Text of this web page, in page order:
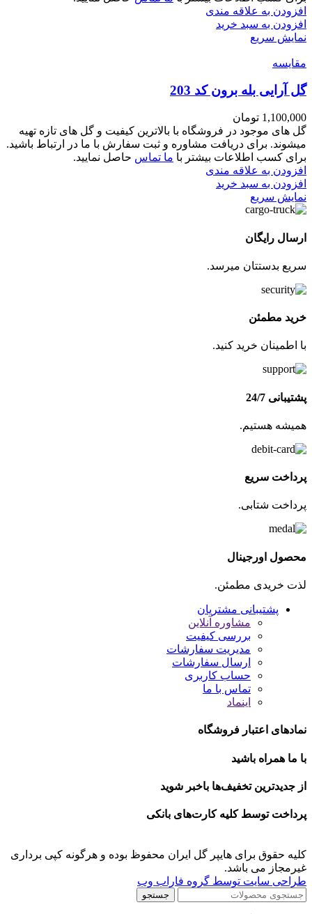
افزودن به علاقه مندی
افزودن به سبد خرید
نمایش سریع
مقايسه
گل آرایی بله برون کد 203
1,100,000 تومان
گل های موجود در فروشگاه با بالاترین کیفیت و گل های تازه تهیه
میشوند. برای دریافت مشاوره و ثبت سفارش با ما در ارتباط باشید.
برای کسب اطلاعات بیشتر با ما تماس حاصل نمایید.
افزودن به علاقه مندی
افزودن به سبد خرید
نمایش سریع
ارسال رایگان
سریع بدستتان میرسد.
خرید مطمئن
با اطمینان خرید کنید.
پشتیبانی 24/7
همیشه هستیم.
پرداخت سریع
پرداخت شتابی.
محصول اورجینال
لذت خریدی مطمئن.
پشتیبانی مشتریان
مشاوره آنلاین
بررسی کیفیت
مدیریت سفارشات
ارسال سفارشات
حساب کاربری
تماس با ما
اینماد
نمادهای اعتبار فروشگاه
با ما همراه باشید
از جدیدترین تخفیف‌ها باخبر شوید
پرداخت توسط کلیه کارت‌های بانکی
کلیه حقوق برای هایپر گل ایران محفوظ بوده و هرگونه کپی برداری
غیرمجاز می باشد.
طراحی سایت توسط گروه فاراب وب
جستجو